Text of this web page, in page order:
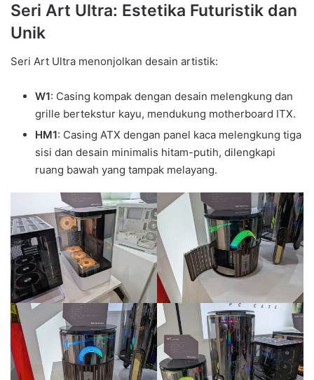
Seri Art Ultra: Estetika Futuristik dan
Unik
Seri Art Ultra menonjolkan desain artistik:
W1: Casing kompak dengan desain melengkung dan
grille bertekstur kayu, mendukung motherboard ITX.
HM1: Casing ATX dengan panel kaca melengkung tiga
sisi dan desain minimalis hitam-putih, dilengkapi
ruang bawah yang tampak melayang.